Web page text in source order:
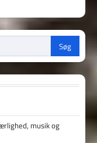
musik og